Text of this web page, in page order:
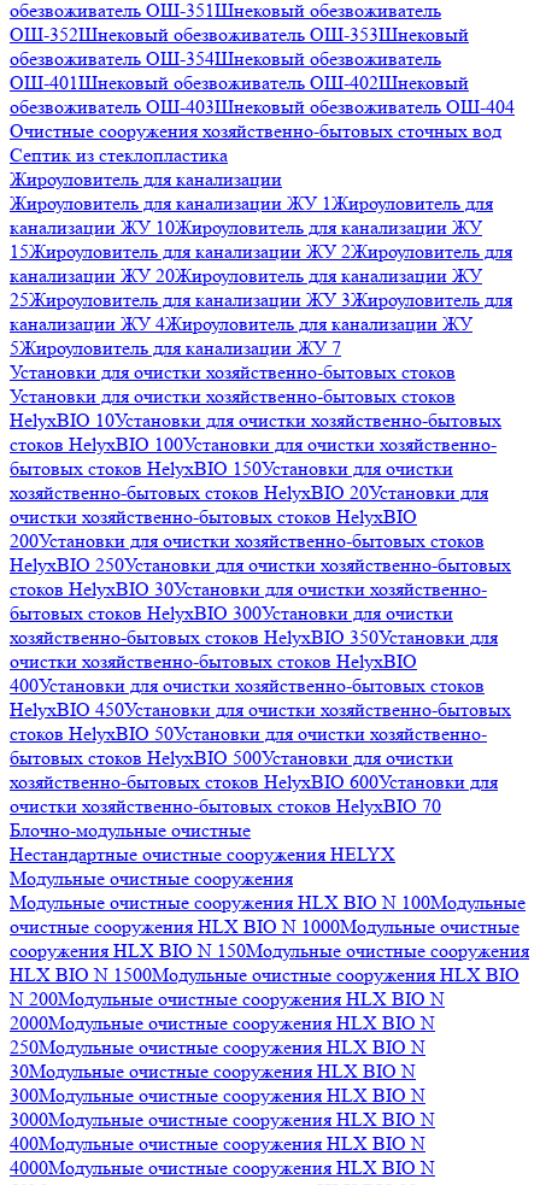
обезвоживатель ОШ-351Шнековый обезвоживатель
ОШ-352Шнековый обезвоживатель ОШ-353Шнековый
обезвоживатель ОШ-354Шнековый обезвоживатель
ОШ-401Шнековый обезвоживатель ОШ-402Шнековый
обезвоживатель ОШ-403Шнековый обезвоживатель ОШ-404
Очистные сооружения хозяйственно-бытовых сточных вод
Септик из стеклопластика
Жироуловитель для канализации
Жироуловитель для канализации ЖУ 1Жироуловитель для
канализации ЖУ 10Жироуловитель для канализации ЖУ
15Жироуловитель для канализации ЖУ 2Жироуловитель для
канализации ЖУ 20Жироуловитель для канализации ЖУ
25Жироуловитель для канализации ЖУ 3Жироуловитель для
канализации ЖУ 4Жироуловитель для канализации ЖУ
5Жироуловитель для канализации ЖУ 7
Установки для очистки хозяйственно-бытовых стоков
Установки для очистки хозяйственно-бытовых стоков
HelyxBIO 10Установки для очистки хозяйственно-бытовых
стоков HelyxBIO 100Установки для очистки хозяйственно-
бытовых стоков HelyxBIO 150Установки для очистки
хозяйственно-бытовых стоков HelyxBIO 20Установки для
очистки хозяйственно-бытовых стоков HelyxBIO
200Установки для очистки хозяйственно-бытовых стоков
HelyxBIO 250Установки для очистки хозяйственно-бытовых
стоков HelyxBIO 30Установки для очистки хозяйственно-
бытовых стоков HelyxBIO 300Установки для очистки
хозяйственно-бытовых стоков HelyxBIO 350Установки для
очистки хозяйственно-бытовых стоков HelyxBIO
400Установки для очистки хозяйственно-бытовых стоков
HelyxBIO 450Установки для очистки хозяйственно-бытовых
стоков HelyxBIO 50Установки для очистки хозяйственно-
бытовых стоков HelyxBIO 500Установки для очистки
хозяйственно-бытовых стоков HelyxBIO 600Установки для
очистки хозяйственно-бытовых стоков HelyxBIO 70
Блочно-модульные очистные
Нестандартные очистные сооружения HELYX
Модульные очистные сооружения
Модульные очистные сооружения HLX BIO N 100Модульные
очистные сооружения HLX BIO N 1000Модульные очистные
сооружения HLX BIO N 150Модульные очистные сооружения
HLX BIO N 1500Модульные очистные сооружения HLX BIO
N 200Модульные очистные сооружения HLX BIO N
2000Модульные очистные сооружения HLX BIO N
250Модульные очистные сооружения HLX BIO N
30Модульные очистные сооружения HLX BIO N
300Модульные очистные сооружения HLX BIO N
3000Модульные очистные сооружения HLX BIO N
400Модульные очистные сооружения HLX BIO N
4000Модульные очистные сооружения HLX BIO N